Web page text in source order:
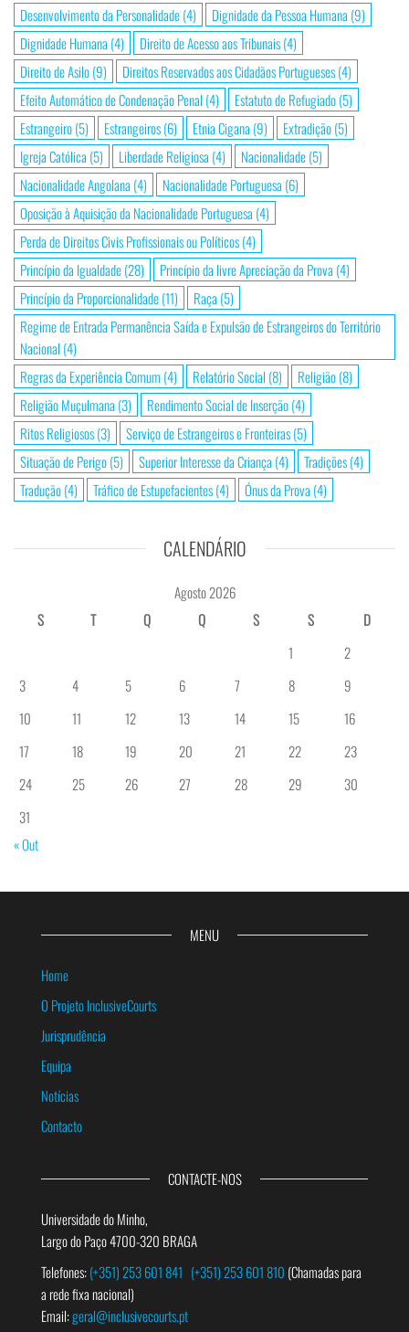
Desenvolvimento da Personalidade(4) Dignidade da Pessoa Humana (9)
Dignidade Humana (4) Direito de Acesso aos Tribunais(4)
Direito de Asilo(9) Direitos Reservados aos Cidadãos Portugueses(4)
Efeito Automático de Condenação Penal (4) Estatuto de Refugiado(5)
Estrangeiro(5) Estrangeiros(6) Etnia Cigana (9) Extradição(5)
Igreja Católica (5) Liberdade Religiosa (4) Nacionalidade(5)
Nacionalidade Angolana (4) Nacionalidade Portuguesa (6)
Oposição à Aquisição da Nacionalidade Portuguesa (4)
Perda de Direitos Civis Profissionais ou Políticos(4)
Princípio da Igualdade(28) Princípio da livre Apreciação da Prova (4)
Princípio da Proporcionalidade(11) Raça (5)
Regime de Entrada Permanência Saída e Expulsão de Estrangeiros do Território
Nacional (4)
Regras da Experiência Comum (4) Relatório Social (8) Religião(8)
Religião Muçulmana (3) Rendimento Social de Inserção(4)
Ritos Religiosos(3) Serviço de Estrangeiros e Fronteiras(5)
Situação de Perigo(5) Superior Interesse da Criança (4) Tradições(4)
Tradução(4) Tráfico de Estupefacientes(4) Ónus da Prova (4)
CALENDÁRIO
Agosto 2026
S
T Q Q S S
D
1
2
3
4 5 6 7 8
9
10
11 12 13 14 15
16
17
18 19 20 21 22
23
24
25 26 27 28 29
30
31
« Out
MENU
Home
O Projeto InclusiveCourts
Jurisprudência
Equipa
Notícias
Contacto
CONTACTE-NOS
Universidade do Minho,
Largo do Paço 4700-320 BRAGA
Telefones:(+351) 253 601 841 (+351) 253 601 810 (Chamadas para
a rede fixa nacional)
Email:geral@inclusivecourts.pt